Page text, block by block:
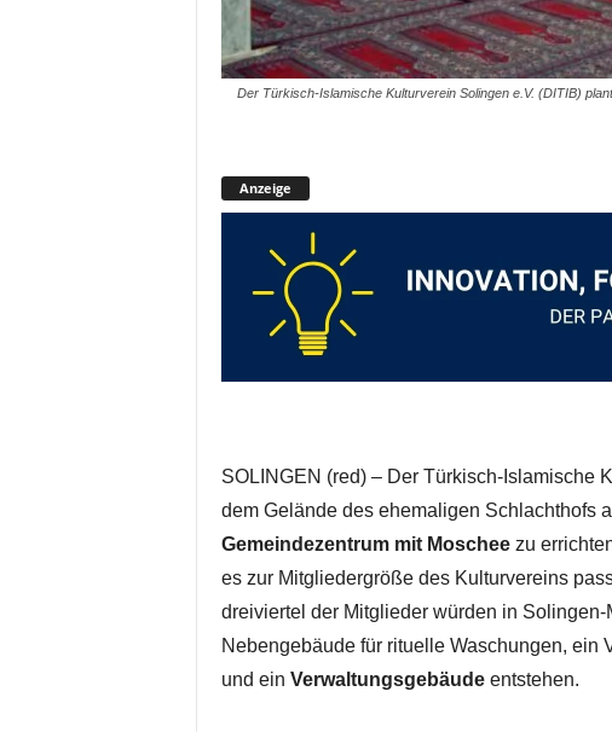
Der Türkisch-Islamische Kulturverein Solingen e.V. (DITIB)
Anzeige
SOLINGEN (red) – Der Türkisch-Islamische
dem Gelände des ehemaligen Schlachthofs
Gemeindezentrum mit Moscheezu
es zur Mitgliedergröße des Kulturvereins
dreiviertel der Mitglieder würden in
Nebengebäude für rituelle Waschungen, ein
und ein Verwaltungsgebäudeentstehen.